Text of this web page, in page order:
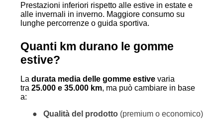
Prestazioni inferiori rispetto alle estive in estate e
alle invernali in inverno. Maggiore consumo su
lunghe percorrenze o guida sportiva.
Quanti km durano le gomme
estive?
La durata media delle gomme estivevaria
tra 25.000 e 35.000 km, ma può cambiare in base
a:
●
Qualità del prodotto(premium o economico)